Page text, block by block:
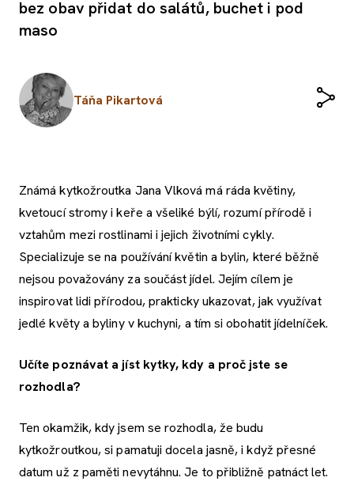
bez obav přidat do salátů, buchet i pod
maso
Táňa Pikartová
Známá kytkožroutka Jana Vlková má ráda květiny,
kvetoucí stromy i keře a všeliké býlí, rozumí přírodě i
vztahům mezi rostlinami i jejich životními cykly.
Specializuje se na používání květin a bylin, které běžně
nejsou považovány za součást jídel. Jejím cílem je
inspirovat lidi přírodou, prakticky ukazovat, jak využívat
jedlé květy a byliny v kuchyni, a tím si obohatit jídelníček.
Učíte poznávat a jíst kytky, kdy a proč jste se
rozhodla?
Ten okamžik, kdy jsem se rozhodla, že budu
kytkožroutkou, si pamatuji docela jasně, i když přesné
datum už z paměti nevytáhnu. Je to přibližně patnáct let.